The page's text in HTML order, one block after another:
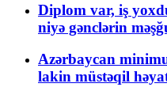
Diplom var, iş
niyə gənclərin
Azərbaycan
lakin müstəqil